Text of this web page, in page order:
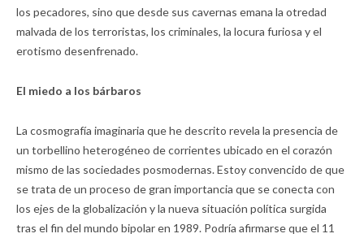
los pecadores, sino que desde sus cavernas emana la otredad
malvada de los terroristas, los criminales, la locura furiosa y el
erotismo desenfrenado.
El miedo a los bárbaros
La cosmografía imaginaria que he descrito revela la presencia de
un torbellino heterogéneo de corrientes ubicado en el corazón
mismo de las sociedades posmodernas. Estoy convencido de que
se trata de un proceso de gran importancia que se conecta con
los ejes de la globalización y la nueva situación política surgida
tras el fin del mundo bipolar en 1989. Podría afirmarse que el 11